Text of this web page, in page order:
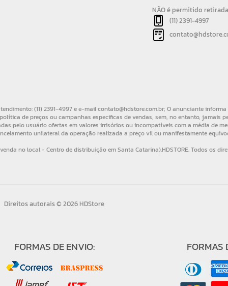
NÃO é permitido
(11) 2391-4997
Direitos autorais © 2026 HDStore
FORMAS DE ENVIO: FORMAS